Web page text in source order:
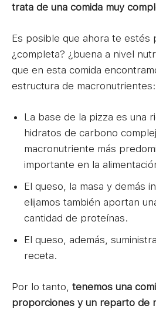
trata de una comida muy
Es posible que ahora te estés
¿completa? ¿buena a nivel
que en esta comida
estructura de macronutrientes:
La base de la pizza es una
hidratos de carbono
macronutriente más
importante en la
El queso, la masa y demás
elijamos también aportan
cantidad de proteínas.
El queso, además,
receta.
Por lo tanto, tenemos una
proporciones y un reparto de